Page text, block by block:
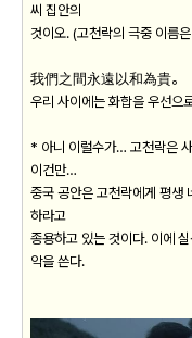
씨 집안의
것이오. (고천락의 극중 이름
我們之間永遠以和為貴。
우리 사이에는 화합을 우선으
* 아니 이럴수가… 고천락은
이건만…
중국 공안은 고천락에게 평생
하라고
종용하고 있는 것이다. 이에
악을 쓴다.